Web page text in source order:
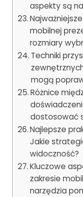
aspekty są
mobilnej
rozmiary
Techniki
mogą
Różnice
dostosować
Najlepsze
Jakie
widoczność?
Kluczowe
zakresie
narzędzia